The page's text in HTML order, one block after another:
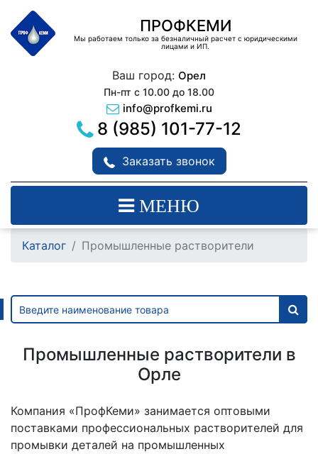
ПРОФКЕМИ
Мы работаем только за безналичный расчет с юридическими
лицами и ИП.
Ваш город: Орел
Пн-пт с 10.00 до 18.00
info@profkemi.ru
8 (985) 101-77-12
Заказать звонок
МЕНЮ
Каталог Промышленные растворители
Промышленные растворители в
Орле
Компания «ПрофКеми» занимается оптовыми
поставками профессиональных растворителей для
промывки деталей на промышленных